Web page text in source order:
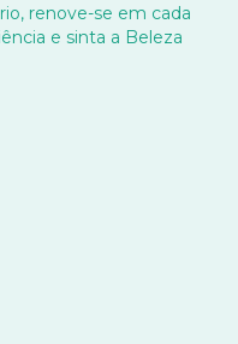
renove-se em cada
e sinta a Beleza